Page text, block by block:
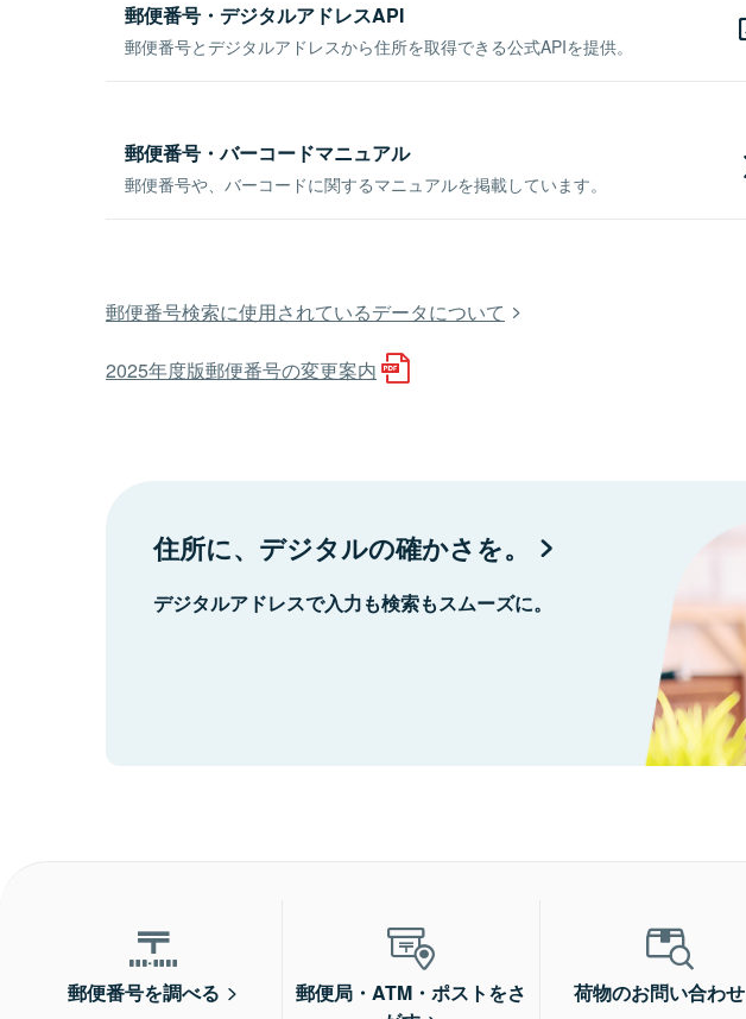
郵便番号・デジタルアドレスAPI
郵便番号とデジタルアドレスから住所を取得できる公式APIを提供。
郵便番号・バーコードマニュアル
郵便番号や、バーコードに関するマニュアルを掲載しています。
郵便番号検索に使用されているデータについて
2025年度版郵便番号の変更案内
住所に、デジタルの確かさを。
デジタルアドレスで入力も検索もスムーズに。
郵便番号を調べる
郵便局・ATM・ポストをさ
荷物のお問い合わせ